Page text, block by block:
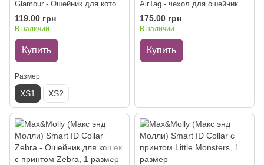
Glamour - Ошейник для котов
кожаный "Colors of freedom", с
QR паспортом, размер XS1
119.00 грн
В наличии
Купить
Размер
XS1 XS2
AirTag - чехол для ошейников
и шлей, силиконовый,
светонакопительный, Ш 15-35
175.00 грн
В наличии
Купить